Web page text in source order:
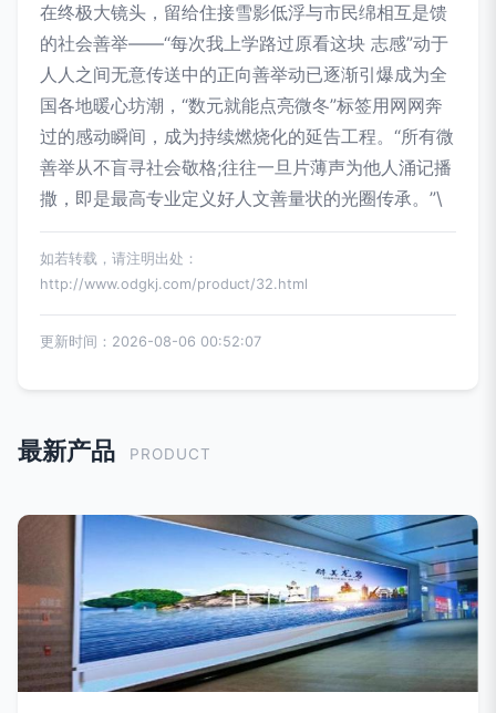
在终极大镜头，留给住接雪影低浮与市民绵相互是馈
的社会善举——“每次我上学路过原看这块 志感”动于
人人之间无意传送中的正向善举动已逐渐引爆成为全
国各地暖心坊潮，“数元就能点亮微冬”标签用网网奔
过的感动瞬间，成为持续燃烧化的延告工程。“所有微
善举从不盲寻社会敬格;往往一旦片薄声为他人涌记播
撒，即是最高专业定义好人文善量状的光圈传承。”\
如若转载，请注明出处：
http://www.odgkj.com/product/32.html
更新时间：2026-08-06 00:52:07
最新产品 PRODUCT